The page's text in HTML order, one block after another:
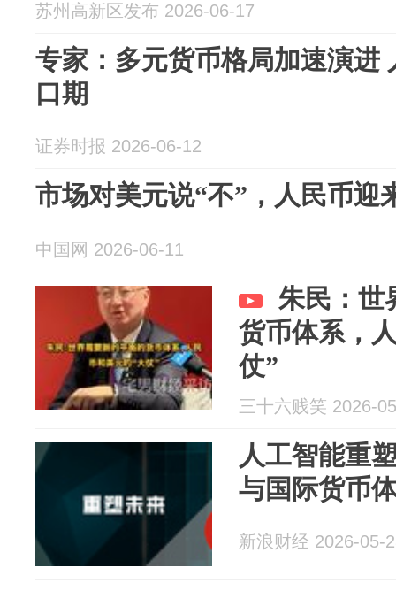
苏州高新区发布 2026-06-17
专家：多元货币格局加速演进
口期
证券时报 2026-06-12
市场对美元说“不”，人民币迎
中国网 2026-06-11
朱民：世
货币体系，
仗”
三十六贱笑 2026-
人工智能重
与国际货币
新浪财经 2026-05-